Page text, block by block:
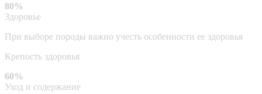
80%
Здоровье
При выборе породы важно учесть особенности ее здоровья
Крепость здоровья
60%
Уход и содержание